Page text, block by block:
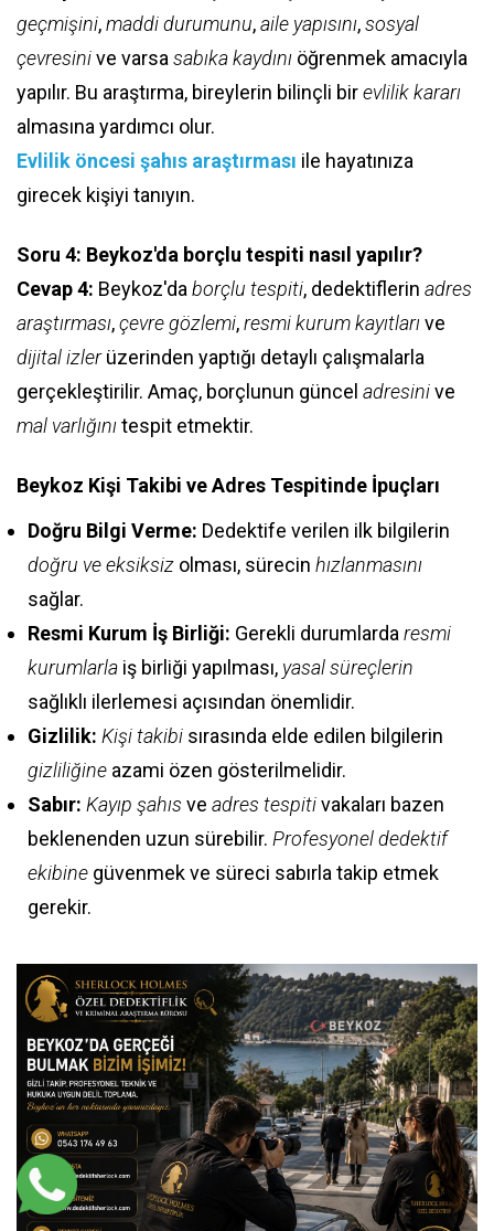
geçmişini,maddi durumunu,aile yapısını,sosyal
çevresinive varsasabıka kaydını öğrenmek amacıyla
yapılır. Bu araştırma, bireylerin bilinçli birevlilik kararı
almasına yardımcı olur.
Evlilik öncesi şahıs araştırması ile hayatınıza
girecek kişiyi tanıyın.
Soru 4: Beykoz'da borçlu tespiti nasıl yapılır?
Cevap 4: Beykoz'daborçlu tespiti, dedektiflerin adres
araştırması,çevre gözlemi,resmi kurum kayıtlarıve
dijital izlerüzerinden yaptığı detaylı çalışmalarla
gerçekleştirilir. Amaç, borçlunun güncel adresinive
mal varlığınıtespit etmektir.
Beykoz Kişi Takibi ve Adres Tespitinde İpuçları
Doğru Bilgi Verme: Dedektife verilen ilk bilgilerin
doğru ve eksiksiz olması, sürecin hızlanmasını
sağlar.
Resmi Kurum İş Birliği: Gerekli durumlardaresmi
kurumlarla iş birliği yapılması, yasal süreçlerin
sağlıklı ilerlemesi açısından önemlidir.
Gizlilik: Kişi takibi sırasında elde edilen bilgilerin
gizliliğine azami özen gösterilmelidir.
Sabır: Kayıp şahıs ve adres tespitivakaları bazen
beklenenden uzun sürebilir. Profesyonel dedektif
ekibine güvenmek ve süreci sabırla takip etmek
gerekir.